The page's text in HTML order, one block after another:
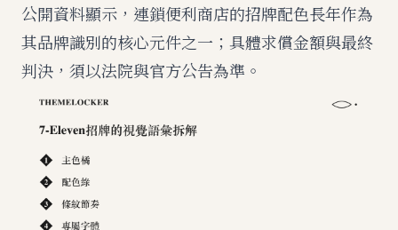
公開資料顯示，連鎖便利商店的招牌配色長年作為
其品牌識別的核心元件之一；具體求償金額與最終
判決，須以法院與官方公告為準。